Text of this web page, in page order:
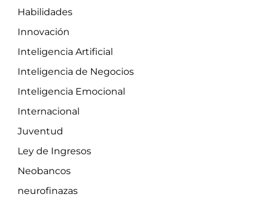
Habilidades
Innovación
Inteligencia Artificial
Inteligencia de Negocios
Inteligencia Emocional
Internacional
Juventud
Ley de Ingresos
Neobancos
neurofinazas